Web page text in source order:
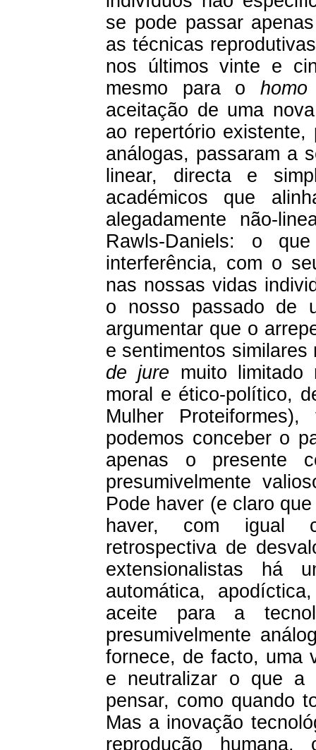
se pode passar
as técnicas
nos últimos vinte e
mesmo para o
aceitação de uma
ao repertório existente,
análogas, passaram a
linear, directa e
académicos que
alegadamente não-
Rawls-Daniels: o
interferência, com o
nas nossas vidas
o nosso passado de
argumentar que o
e sentimentos
de jure muito limitado
moral e ético-político,
Mulher
podemos conceber o
apenas o presente
presumivelmente
Pode haver (e claro
haver, com igual
retrospectiva de
extensionalistas há
automática,
aceite para a
presumivelmente
fornece, de facto, uma
e neutralizar o que a
pensar, como quando
Mas a inovação
reprodução